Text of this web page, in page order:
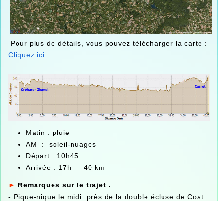
Pour plus de détails, vous pouvez télécharger la carte :
Cliquez ici
Matin : pluie
AM : soleil-nuages
Départ : 10h45
Arrivée : 17h 40 km
►
Remarques sur le trajet :
- Pique-nique le midi près de la double écluse de Coat